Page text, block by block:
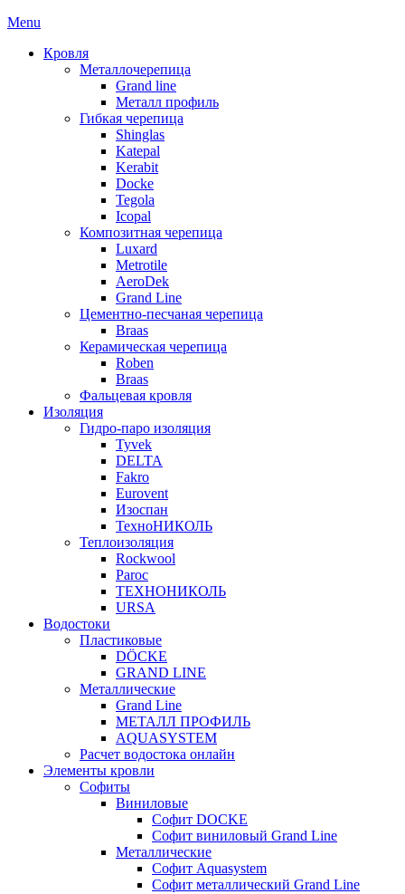
Menu
Кровля
Металлочерепица
Grand line
Металл профиль
Гибкая черепица
Shinglas
Katepal
Kerabit
Docke
Tegola
Icopal
Композитная черепица
Luxard
Metrotile
AeroDek
Grand Line
Цементно-песчаная черепица
Braas
Керамическая черепица
Roben
Braas
Фальцевая кровля
Изоляция
Гидро-паро изоляция
Tyvek
DELTA
Fakro
Eurovent
Изоспан
ТехноНИКОЛЬ
Теплоизоляция
Rockwool
Paroc
ТЕХНОНИКОЛЬ
URSA
Водостоки
Пластиковые
DÖCKE
GRAND LINE
Металлические
Grand Line
МЕТАЛЛ ПРОФИЛЬ
AQUASYSTEM
Расчет водостока онлайн
Элементы кровли
Софиты
Виниловые
Софит DOCKE
Софит виниловый Grand Line
Металлические
Софит Aquasystem
Софит металлический Grand Line